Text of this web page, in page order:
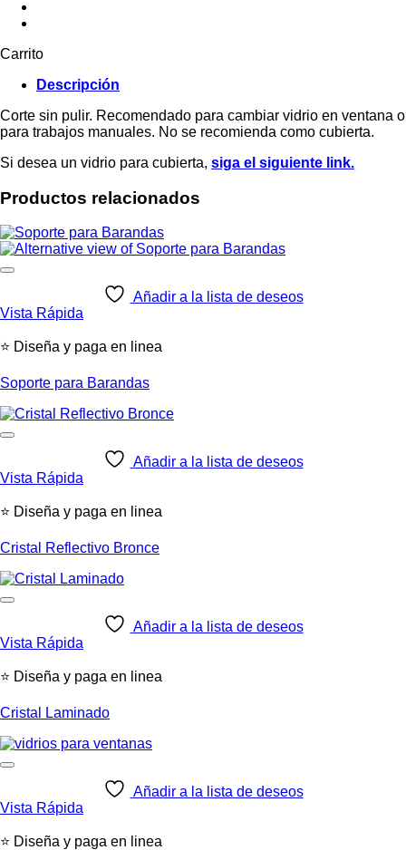
Carrito
Descripción
Corte sin pulir. Recomendado para cambiar vidrio en ventana o
para trabajos manuales. No se recomienda como cubierta.
Si desea un vidrio para cubierta, siga el siguiente link.
Productos relacionados
Añadir a la lista de deseos
Vista Rápida
⭐ Diseña y paga en linea
Soporte para Barandas
Añadir a la lista de deseos
Vista Rápida
⭐ Diseña y paga en linea
Cristal Reflectivo Bronce
Añadir a la lista de deseos
Vista Rápida
⭐ Diseña y paga en linea
Cristal Laminado
Añadir a la lista de deseos
Vista Rápida
⭐ Diseña y paga en linea